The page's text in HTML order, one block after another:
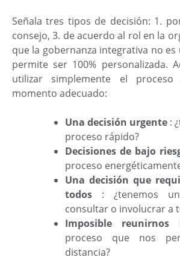
Señala tres tipos de decisión: 1.
consejo, 3. de acuerdo al rol en la
que la gobernanza integrativa no
permite ser 100% personalizada.
utilizar simplemente el
momento adecuado:
Una decisión urgente :
proceso rápido?
Decisiones de bajo
proceso
Una decisión que
todos : ¿tenemos
consultar o involucrar a
Imposible reunirnos
proceso que nos
distancia?